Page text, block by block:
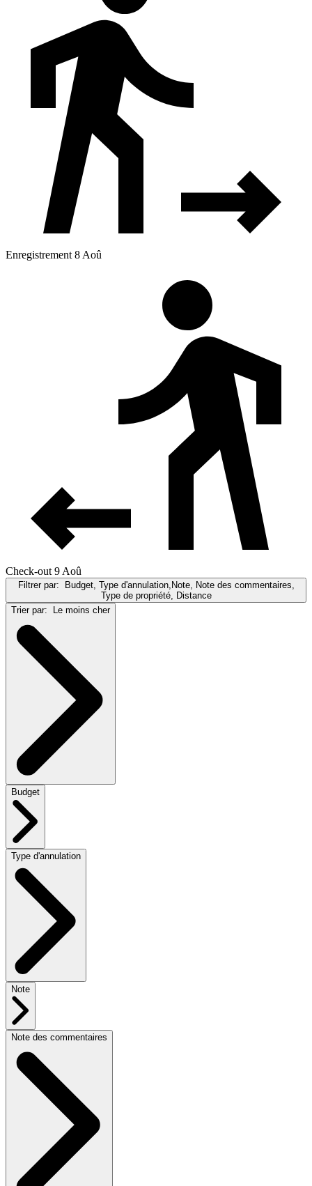
Enregistrement 8 Aoû
Check-out 9 Aoû
Filtrer par:
Budget, Type d'annulation,Note, Note des commentaires,
Type de propriété, Distance
Trier par:
Le moins cher
Budget
Type d'annulation
Note
Note des commentaires